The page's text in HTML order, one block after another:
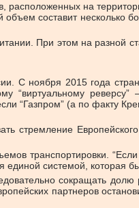
на
составит несколько
При этом на разной
С ноября 2015 года
“виртуальному
“Газпром” (а по факту
стремление
транспортировки. “Если
системой, которая
сокращать долю
партнеров